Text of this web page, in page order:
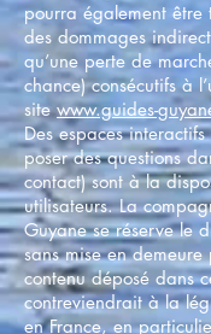
pourra également être
des dommages
qu’une perte de
chance) consécutifs à
sitewww.guides-
Des espaces
poser des questions
contact) sont à la
utilisateurs. La
Guyane se réserve le
sans mise en
contenu déposé dans
contreviendrait à la
en France, en